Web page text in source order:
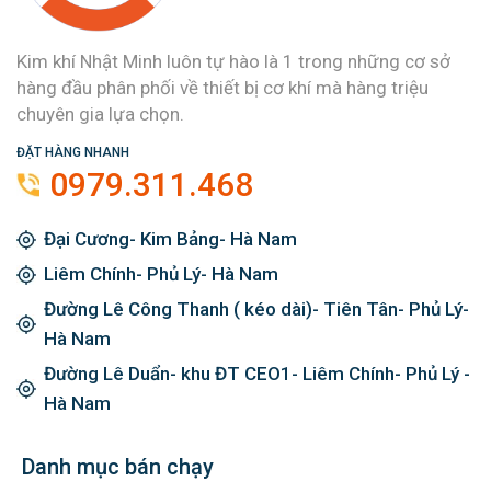
Kim khí Nhật Minh luôn tự hào là 1 trong những cơ sở
hàng đầu phân phối về thiết bị cơ khí mà hàng triệu
chuyên gia lựa chọn.
ĐẶT HÀNG NHANH
0979.311.468
Đại Cương- Kim Bảng- Hà Nam
Liêm Chính- Phủ Lý- Hà Nam
Đường Lê Công Thanh ( kéo dài)- Tiên Tân- Phủ Lý-
Hà Nam
Đường Lê Duẩn- khu ĐT CEO1- Liêm Chính- Phủ Lý -
Hà Nam
Danh mục bán chạy